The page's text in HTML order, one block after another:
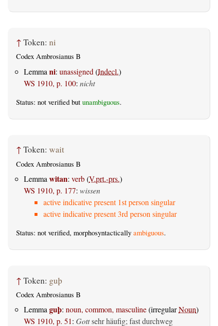
↑ Token: ni
Codex Ambrosianus B
Lemma ni: unassigned (Indecl.)
WS 1910, p. 100: nicht
Status: not verified but unambiguous.
↑ Token: wait
Codex Ambrosianus B
Lemma witan: verb(V.prt.-prs.)
WS 1910, p. 177: wissen
active indicative present 1st person singular
active indicative present 3rd person singular
Status: not verified, morphosyntactically ambiguous.
↑ Token: guþ
Codex Ambrosianus B
Lemmaguþ: noun, common, masculine(irregularNoun)
WS 1910, p. 51: Gottsehr häufig; fast durchweg